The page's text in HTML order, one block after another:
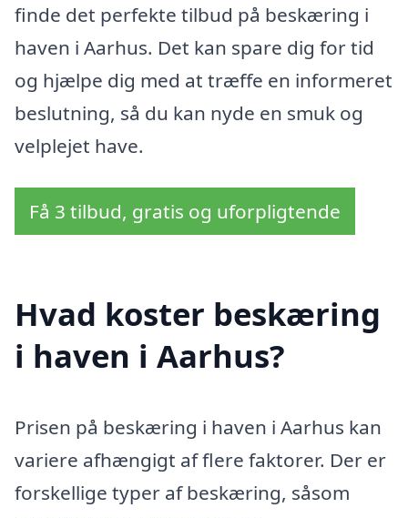
finde det perfekte tilbud på beskæring i
haven i Aarhus. Det kan spare dig for tid
og hjælpe dig med at træffe en informeret
beslutning, så du kan nyde en smuk og
velplejet have.
Få 3 tilbud, gratis og uforpligtende
Hvad koster beskæring
i haven i Aarhus?
Prisen på beskæring i haven i Aarhus kan
variere afhængigt af flere faktorer. Der er
forskellige typer af beskæring, såsom